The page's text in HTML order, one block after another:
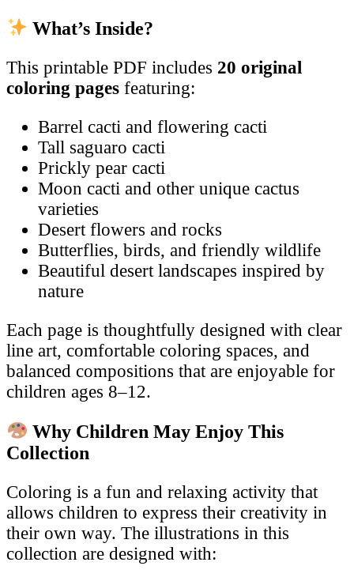
What’s Inside?
This printable PDF includes 20 original
coloring pages featuring:
Barrel cacti and flowering cacti
Tall saguaro cacti
Prickly pear cacti
Moon cacti and other unique cactus
varieties
Desert flowers and rocks
Butterflies, birds, and friendly wildlife
Beautiful desert landscapes inspired by
nature
Each page is thoughtfully designed with clear
line art, comfortable coloring spaces, and
balanced compositions that are enjoyable for
children ages 8–12.
Why Children May Enjoy This
Collection
Coloring is a fun and relaxing activity that
allows children to express their creativity in
their own way. The illustrations in this
collection are designed with: